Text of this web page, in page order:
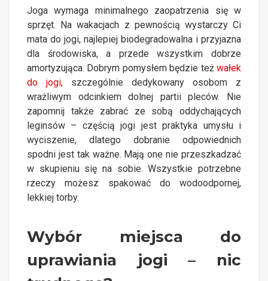
Joga wymaga minimalnego zaopatrzenia się w
sprzęt. Na wakacjach z pewnością wystarczy Ci
mata do jogi, najlepiej biodegradowalna i przyjazna
dla środowiska, a przede wszystkim dobrze
amortyzująca. Dobrym pomysłem będzie też wałek
do jogi, szczególnie dedykowany osobom z
wrażliwym odcinkiem dolnej partii pleców. Nie
zapomnij także zabrać ze sobą oddychających
leginsów – częścią jogi jest praktyka umysłu i
wyciszenie, dlatego dobranie odpowiednich
spodni jest tak ważne. Mają one nie przeszkadzać
w skupieniu się na sobie. Wszystkie potrzebne
rzeczy możesz spakować do wodoodpornej,
lekkiej torby.
Wybór miejsca do
uprawiania jogi – nic